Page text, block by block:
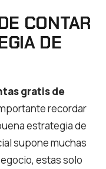
CONTAR
DE
gratis de
recordar
estrategia de
supone muchas
estas solo